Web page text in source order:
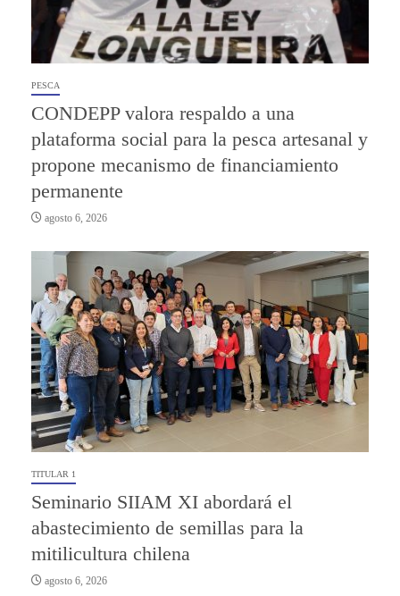
PESCA
CONDEPP valora respaldo a una
plataforma social para la pesca artesanal y
propone mecanismo de financiamiento
permanente
agosto 6, 2026
TITULAR 1
Seminario SIIAM XI abordará el
abastecimiento de semillas para la
mitilicultura chilena
agosto 6, 2026